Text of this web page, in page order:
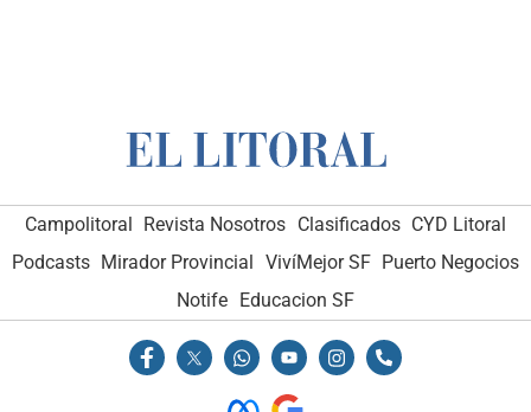
Campolitoral Revista Nosotros Clasificados CYD Litoral
Podcasts Mirador Provincial VivíMejor SF Puerto Negocios
Notife Educacion SF